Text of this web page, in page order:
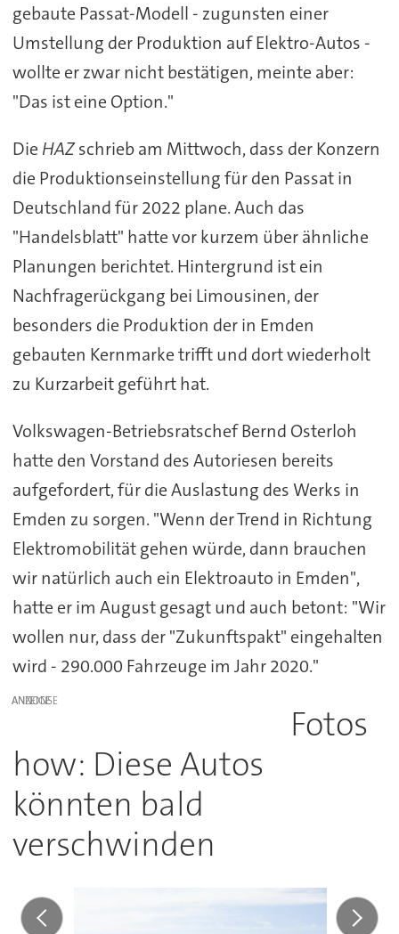
gebaute Passat-Modell - zugunsten einer
Umstellung der Produktion auf Elektro-Autos -
wollte er zwar nicht bestätigen, meinte aber:
"Das ist eine Option."
Die HAZschrieb am Mittwoch, dass der Konzern
die Produktionseinstellung für den Passat in
Deutschland für 2022 plane. Auch das
"Handelsblatt" hatte vor kurzem über ähnliche
Planungen berichtet. Hintergrund ist ein
Nachfragerückgang bei Limousinen, der
besonders die Produktion der in Emden
gebauten Kernmarke trifft und dort wiederholt
zu Kurzarbeit geführt hat.
Volkswagen-Betriebsratschef Bernd Osterloh
hatte den Vorstand des Autoriesen bereits
aufgefordert, für die Auslastung des Werks in
Emden zu sorgen. "Wenn der Trend in Richtung
Elektromobilität gehen würde, dann brauchen
wir natürlich auch ein Elektroauto in Emden",
hatte er im August gesagt und auch betont: "Wir
wollen nur, dass der "Zukunftspakt" eingehalten
wird - 290.000 Fahrzeuge im Jahr 2020."
ANZEIGE
Fotos
how: Diese Autos
könnten bald
verschwinden